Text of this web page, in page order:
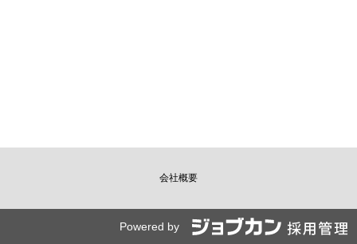
会社概要
Powered by